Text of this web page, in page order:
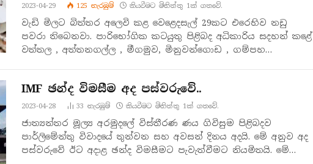
2023-04-29 125නැරඹු​ම් කියවීමට මිනිත්තු 1ක් ගතවේ.
වැඩි මිලට බිත්තර අලෙවි කළ වෙළෙදසැල් 29කට එරෙහිව නඩු
පවරා තිබෙනවා. පාරිභෝගික කටයුතු පිළිබද අධිකාරිය සදහන් කළේ
වත්තල , අත්තනගල්ල , මීගමුව, මිනුවන්ගොඩ , ගම්පහ…
IMF ඡන්ද විමසීම අද පස්වරුවේ..
2023-04-28 33නැරඹු​ම් කියවීමට මිනිත්තු 1ක් ගතවේ.
ජාත්‍යන්තර මූල්‍ය අරමුදලේ විස්තීරණ ණය ගිවිසුම පිළිබදව
පාර්ලිමේන්තු විවාදයේ තුන්වන සහ අවසන් දිනය අදයි. මේ අනුව අද
පස්වරුවේ ඊට අදාළ ඡන්ද විමසීමට පැවැත්වීමට නියමිතයි. මේ…